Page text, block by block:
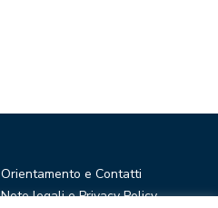
Orientamento e Contatti
Note legali e Privacy Policy